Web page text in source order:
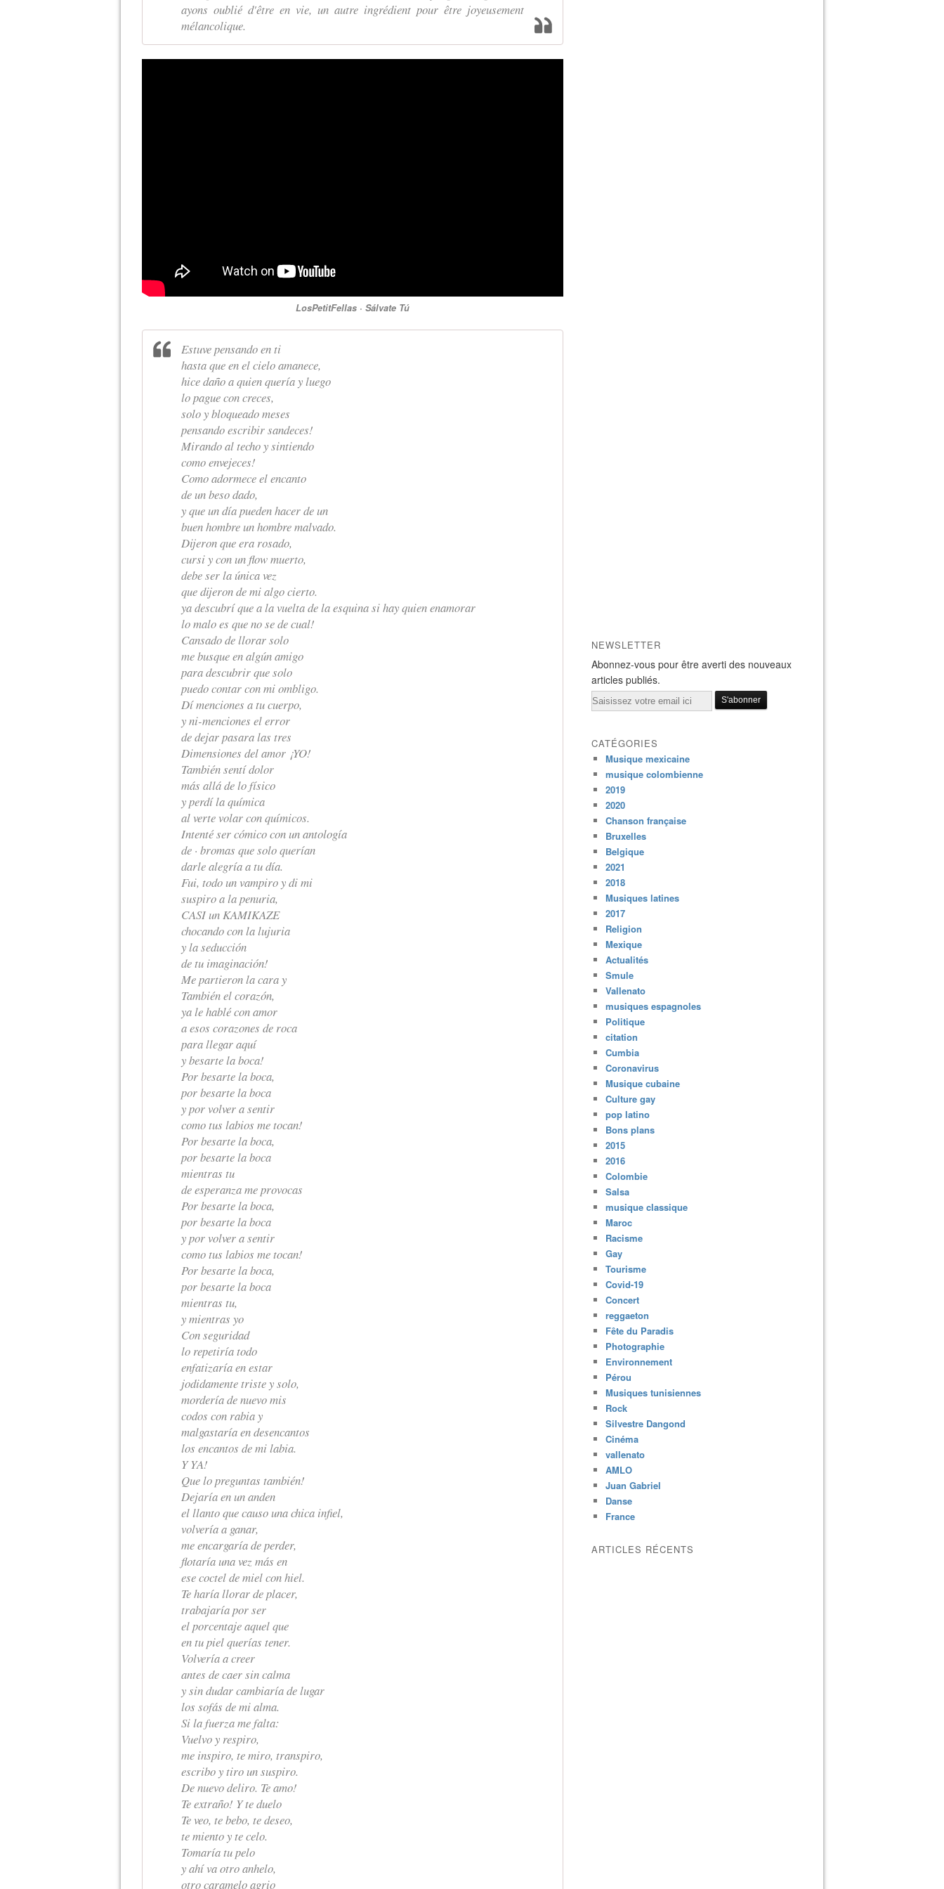
ayons oublié d'être en vie, un autre ingrédient pour être joyeusement
mélancolique.
LosPetitFellas · Sálvate Tú
Estuve pensando en ti
hasta que en el cielo amanece,
hice daño a quien quería y luego
lo pague con creces,
solo y bloqueado meses
pensando escribir sandeces!
Mirando al techo y sintiendo
como envejeces!
Como adormece el encanto
de un beso dado,
y que un día pueden hacer de un
buen hombre un hombre malvado.
Dijeron que era rosado,
cursi y con un flow muerto,
debe ser la única vez
que dijeron de mi algo cierto.
ya descubrí que a la vuelta de la esquina si hay quien enamorar
lo malo es que no se de cual!
Cansado de llorar solo
me busque en algún amigo
para descubrir que solo
puedo contar con mi ombligo.
Dí menciones a tu cuerpo,
y ni-menciones el error
de dejar pasara las tres
Dimensiones del amor ¡YO!
También sentí dolor
más allá de lo físico
y perdí la química
al verte volar con químicos.
Intenté ser cómico con un antología
de · bromas que solo querían
darle alegría a tu día.
Fui, todo un vampiro y di mi
suspiro a la penuria,
CASI un KAMIKAZE
chocando con la lujuria
y la seducción
de tu imaginación!
Me partieron la cara y
También el corazón,
ya le hablé con amor
a esos corazones de roca
para llegar aquí
y besarte la boca!
Por besarte la boca,
por besarte la boca
y por volver a sentir
como tus labios me tocan!
Por besarte la boca,
por besarte la boca
mientras tu
de esperanza me provocas
Por besarte la boca,
por besarte la boca
y por volver a sentir
como tus labios me tocan!
Por besarte la boca,
por besarte la boca
mientras tu,
y mientras yo
Con seguridad
lo repetiría todo
enfatizaría en estar
jodidamente triste y solo,
mordería de nuevo mis
codos con rabia y
malgastaría en desencantos
los encantos de mi labia.
Y YA!
Que lo preguntas también!
Dejaría en un anden
el llanto que causo una chica infiel,
volvería a ganar,
me encargaría de perder,
flotaría una vez más en
ese coctel de miel con hiel.
Te haría llorar de placer,
trabajaría por ser
el porcentaje aquel que
en tu piel querías tener.
Volvería a creer
antes de caer sin calma
y sin dudar cambiaría de lugar
los sofás de mi alma.
Si la fuerza me falta:
Vuelvo y respiro,
me inspiro, te miro, transpiro,
escribo y tiro un suspiro.
De nuevo deliro. Te amo!
Te extraño! Y te duelo
Te veo, te bebo, te deseo,
te miento y te celo.
Tomaría tu pelo
y ahí va otro anhelo,
otro caramelo agrio
NEWSLETTER
Abonnez-vous pour être averti des nouveaux
articles publiés.
Email
CATÉGORIES
Musique mexicaine
musique colombienne
2019
2020
Chanson française
Bruxelles
Belgique
2021
2018
Musiques latines
2017
Religion
Mexique
Actualités
Smule
Vallenato
musiques espagnoles
Politique
citation
Cumbia
Coronavirus
Musique cubaine
Culture gay
pop latino
Bons plans
2015
2016
Colombie
Salsa
musique classique
Maroc
Racisme
Gay
Tourisme
Covid-19
Concert
reggaeton
Fête du Paradis
Photographie
Environnement
Pérou
Musiques tunisiennes
Rock
Silvestre Dangond
Cinéma
vallenato
AMLO
Juan Gabriel
Danse
France
ARTICLES RÉCENTS